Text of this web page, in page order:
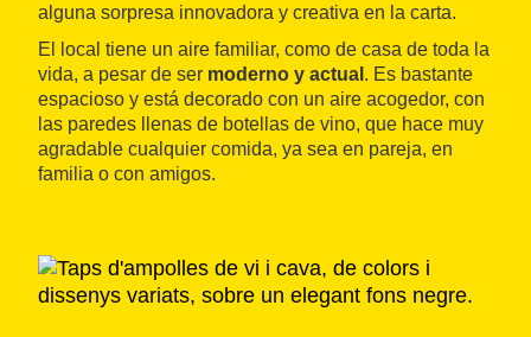
alguna sorpresa innovadora y creativa en la carta.
El local tiene un aire familiar, como de casa de toda la
vida, a pesar de ser moderno y actual . Es bastante
espacioso y está decorado con un aire acogedor, con
las paredes llenas de botellas de vino, que hace muy
agradable cualquier comida, ya sea en pareja, en
familia o con amigos.